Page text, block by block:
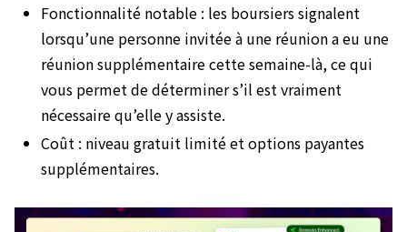
Fonctionnalité notable : les boursiers signalent
lorsqu’une personne invitée à une réunion a eu une
réunion supplémentaire cette semaine-là, ce qui
vous permet de déterminer s’il est vraiment
nécessaire qu’elle y assiste.
Coût : niveau gratuit limité et options payantes
supplémentaires.